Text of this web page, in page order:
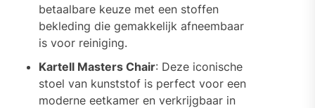
betaalbare keuze met een stoffen
bekleding die gemakkelijk afneembaar
is voor reiniging.
Kartell Masters Chair: Deze iconische
stoel van kunststof is perfect voor een
moderne eetkamer en verkrijgbaar in